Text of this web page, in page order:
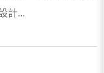
計...